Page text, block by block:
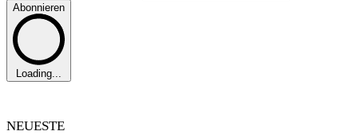
Abonnieren
Loading...
NEUESTE